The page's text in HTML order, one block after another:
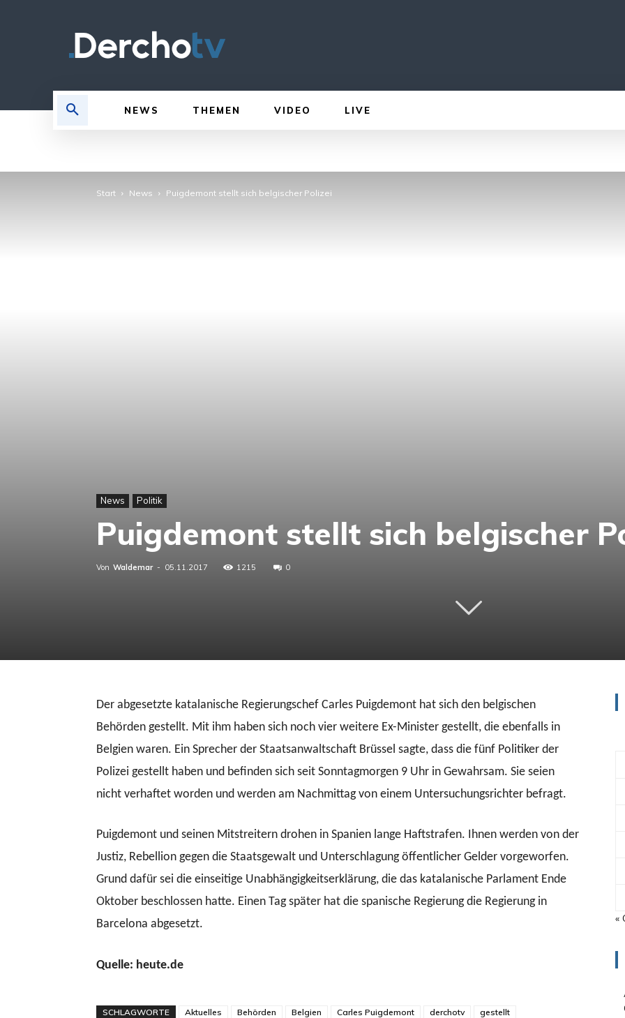
NEWS THEMEN VIDEO LIVE
Start News Puigdemont stellt sich belgischer Polizei
News Politik
Puigdemont stellt sich belgischer
Von Waldemar - 05.11.2017 1215 0
Der abgesetzte katalanische Regierungschef Carles Puigdemont hat sich den belgischen
Behörden gestellt. Mit ihm haben sich noch vier weitere Ex-Minister gestellt, die ebenfalls in
Belgien waren. Ein Sprecher der Staatsanwaltschaft Brüssel sagte, dass die fünf Politiker der
Polizei gestellt haben und befinden sich seit Sonntagmorgen 9 Uhr in Gewahrsam. Sie seien
nicht verhaftet worden und werden am Nachmittag von einem Untersuchungsrichter befragt.
Puigdemont und seinen Mitstreitern drohen in Spanien lange Haftstrafen. Ihnen werden von der
Justiz, Rebellion gegen die Staatsgewalt und Unterschlagung öffentlicher Gelder vorgeworfen.
Grund dafür sei die einseitige Unabhängigkeitserklärung, die das katalanische Parlament Ende
Oktober beschlossen hatte. Einen Tag später hat die spanische Regierung die Regierung in
Barcelona abgesetzt.
Quelle: heute.de
SCHLAGWORTE Aktuelles Behörden Belgien Carles Puigdemont derchotv
gestellt
«